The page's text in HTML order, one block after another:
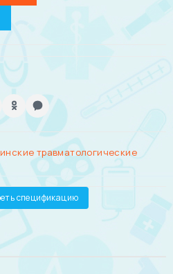
травматологические
спецификацию